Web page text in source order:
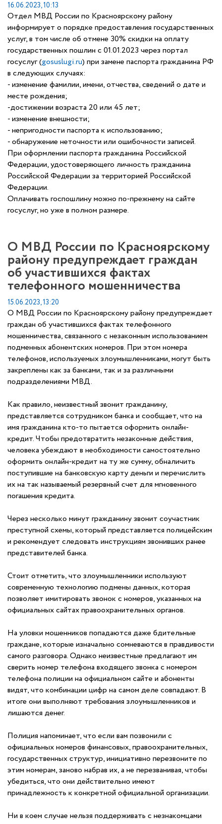
16.06.2023, 10:13
Отдел МВД России по Красноярскому району
информирует о порядке предоставления государственных
услуг, в том числе об отмене 30% скидки на оплату
государственных пошлин с 01.01.2023 через портал
госуслуг (gosuslugi.ru) при замене паспорта гражданина РФ
в следующих случаях:
- изменение фамилии, имени, отчества, сведений о дате и
месте рождения;
-достижении возраста 20 или 45 лет;
- изменение внешности;
- непригодности паспорта к использованию;
- обнаружение неточности или ошибочности записей.
При оформлении паспорта гражданина Российской
Федерации, удостоверяющего личность гражданина
Российской Федерации за территорией Российской
Федерации.
Оплачивать госпошлину можно по-прежнему на сайте
госуслуг, но уже в полном размере.
О МВД России по Красноярскому
району предупреждает граждан
об участившихся фактах
телефонного мошенничества
15.06.2023, 13:20
О МВД России по Красноярскому району предупреждает
граждан об участившихся фактах телефонного
мошенничества, связанного с незаконным использованием
подменных абонентских номеров. При этом номера
телефонов, используемых злоумышленниками, могут быть
закреплены как за банками, так и за различными
подразделениями МВД.
Как правило, неизвестный звонит гражданину,
представляется сотрудником банка и сообщает, что на
имя гражданина кто-то пытается оформить онлайн-
кредит. Чтобы предотвратить незаконные действия,
человека убеждают в необходимости самостоятельно
оформить онлайн-кредит на ту же сумму, обналичить
поступившие на банковскую карту деньги и перечислить
их на так называемый резервный счет для мгновенного
погашения кредита.
Через несколько минут гражданину звонит соучастник
преступной схемы, который представляется полицейским
и рекомендует следовать инструкциям звонивших ранее
представителей банка.
Стоит отметить, что злоумышленники используют
современную технологию подмены данных, которая
позволяет имитировать звонок с номеров, указанных на
официальных сайтах правоохранительных органов.
На уловки мошенников попадаются даже бдительные
граждане, которые изначально сомневаются в правдивости
самого разговора. Однако неизвестные предлагают им
сверить номер телефона входящего звонка с номером
телефона полиции на официальном сайте и абоненты
видят, что комбинации цифр на самом деле совпадают. В
итоге они выполняют требования злоумышленников и
лишаются денег.
Полиция напоминает, что если вам позвонили с
официальных номеров финансовых, правоохранительных,
государственных структур, инициативно перезвоните по
этим номерам, заново набрав их, а не перезванивая, чтобы
убедиться, что они действительно имеют
принадлежность к конкретной официальной организации.
Ни в коем случае нельзя поддерживать с незнакомцами